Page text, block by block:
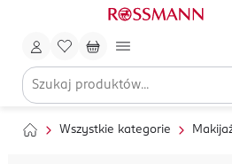
Wszystkie kategorie